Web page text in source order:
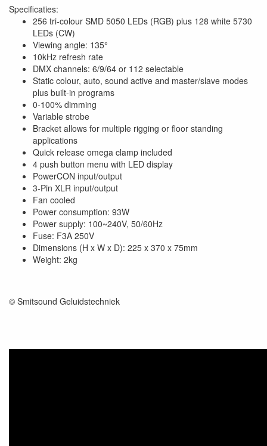
Specificaties:
256 tri-colour SMD 5050 LEDs (RGB) plus 128 white 5730
LEDs (CW)
Viewing angle: 135°
10kHz refresh rate
DMX channels: 6/9/64 or 112 selectable
Static colour, auto, sound active and master/slave modes
plus built-in programs
0-100% dimming
Variable strobe
Bracket allows for multiple rigging or floor standing
applications
Quick release omega clamp included
4 push button menu with LED display
PowerCON input/output
3-Pin XLR input/output
Fan cooled
Power consumption: 93W
Power supply: 100~240V, 50/60Hz
Fuse: F3A 250V
Dimensions (H x W x D): 225 x 370 x 75mm
Weight: 2kg
© Smitsound Geluidstechniek